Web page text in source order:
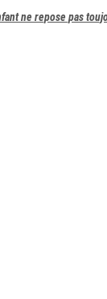
ne repose pas